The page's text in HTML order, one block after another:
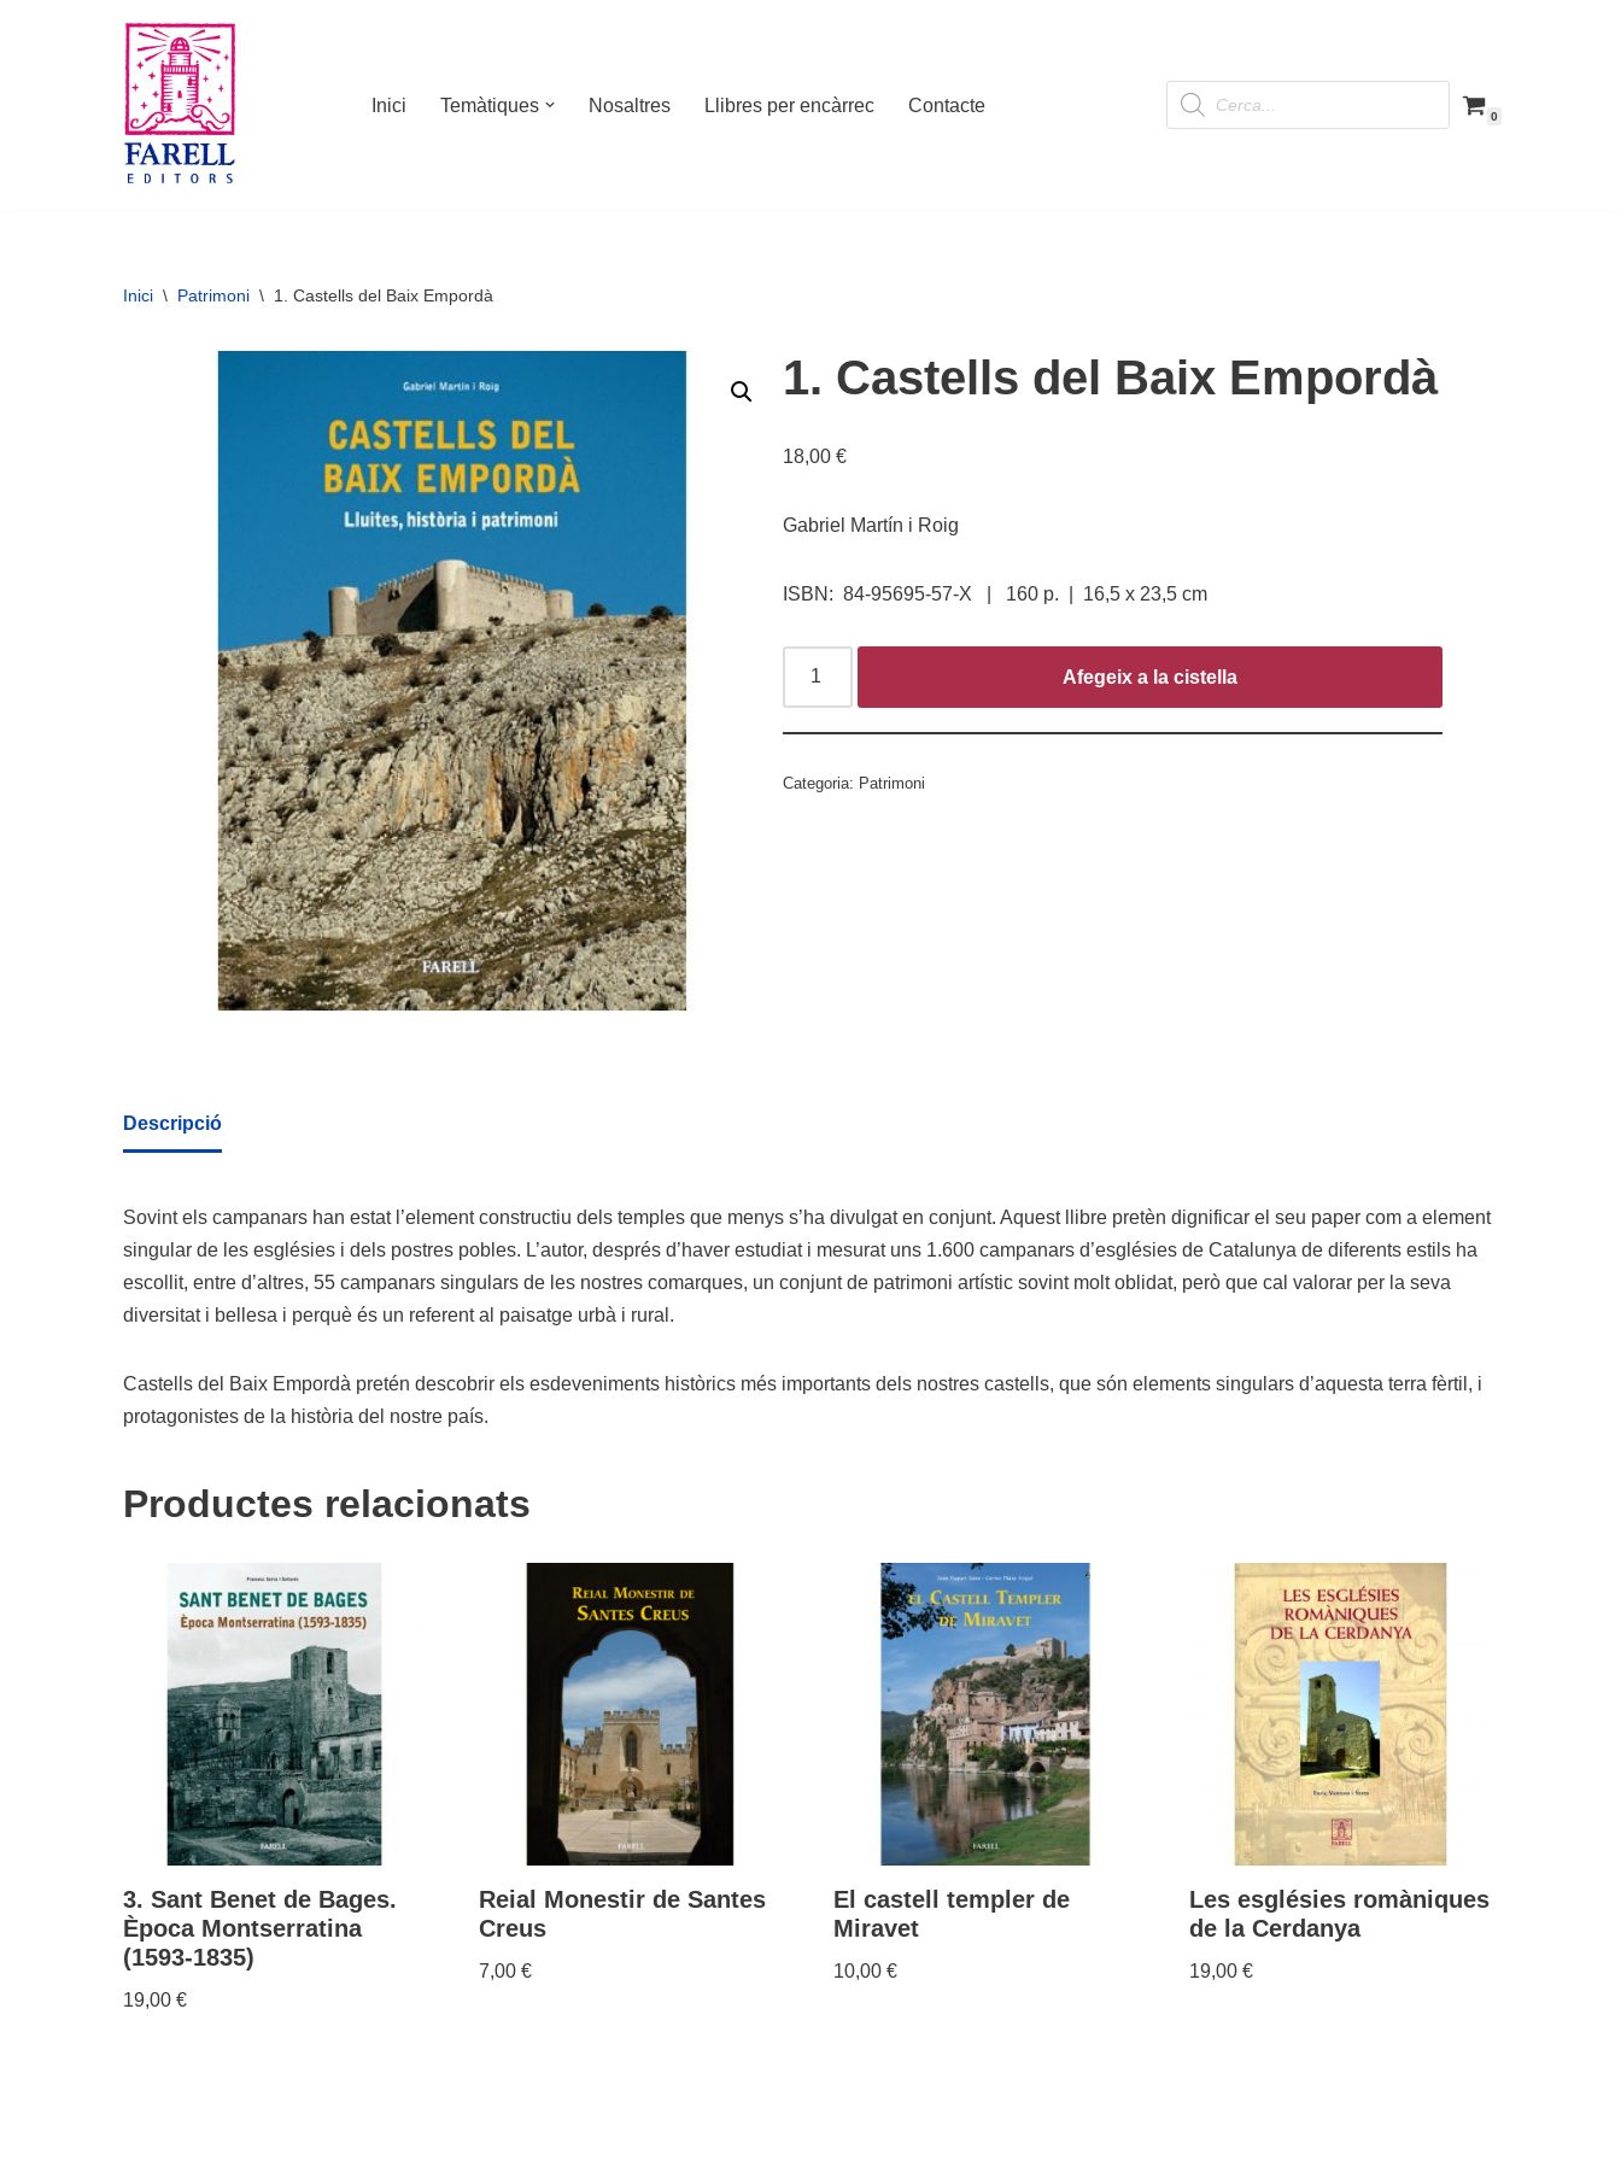
Inici Temàtiques Nosaltres Llibres per encàrrec Contacte
0
Inici \ Patrimoni \ 1. Castells del Baix Empordà
1. Castells del Baix Empordà
18,00€
Gabriel Martín i Roig
ISBN: 84-95695-57-X | 160 p. | 16,5 x 23,5 cm
Afegeix a la cistella
Categoria: Patrimoni
Descripció
Sovint els campanars han estat l’element constructiu dels temples que menys s’ha divulgat en conjunt. Aquest llibre pretèn dignificar el seu paper com a element
singular de les esglésies i dels postres pobles. L’autor, després d’haver estudiat i mesurat uns 1.600 campanars d’esglésies de Catalunya de diferents estils ha
escollit, entre d’altres, 55 campanars singulars de les nostres comarques, un conjunt de patrimoni artístic sovint molt oblidat, però que cal valorar per la seva
diversitat i bellesa i perquè és un referent al paisatge urbà i rural.
Castells del Baix Empordà pretén descobrir els esdeveniments històrics més importants dels nostres castells, que són elements singulars d’aquesta terra fèrtil, i
protagonistes de la història del nostre país.
Productes relacionats
3. Sant Benet de Bages.
Època Montserratina
(1593-1835)
19,00 €
Reial Monestir de Santes
Creus
7,00 €
El castell templer de
Miravet
10,00€
Les esglésies romàniques
de la Cerdanya
19,00€